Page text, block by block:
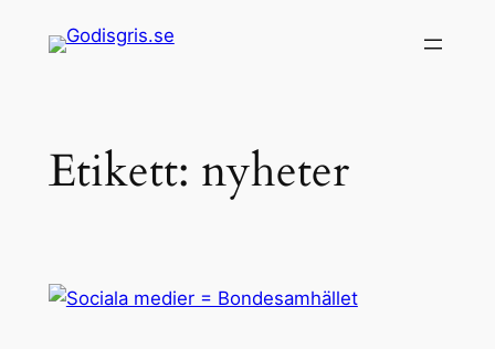
Etikett: nyheter